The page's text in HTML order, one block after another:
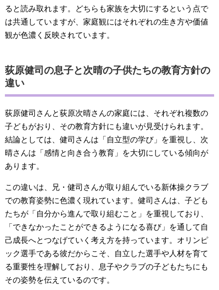
ると読み取れます。どちらも家族を大切にするという点で
は共通していますが、家庭観にはそれぞれの生き方や価値
観が色濃く反映されています。
荻原健司の息子と次晴の子供たちの教育方針の
違い
荻原健司さんと荻原次晴さんの家庭には、それぞれ複数の
子どもがおり、その教育方針にも違いが見受けられます。
結論としては、健司さんは「自立型の学び」を重視し、次
晴さんは「感情と向き合う教育」を大切にしている傾向が
あります。
この違いは、兄・健司さんが取り組んでいる新体操クラブ
での教育姿勢に色濃く現れています。健司さんは、子ども
たちが「自分から進んで取り組むこと」を重視しており、
「できなかったことができるようになる喜び」を通して自
己成長へとつなげていく考え方を持っています。オリンピ
ック選手である彼だからこそ、自立した選手や人材を育て
る重要性を理解しており、息子やクラブの子どもたちにも
その姿勢を伝えているのです。